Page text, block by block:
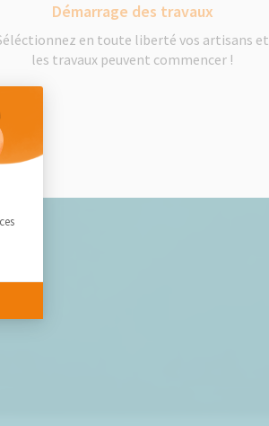
Démarrage des travaux
en toute liberté vos artisans et
les travaux peuvent commencer !
Personnalisez vos Options